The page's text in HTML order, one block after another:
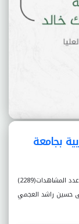
بجامعة
عدد المشاهدات(2289)
حسين راشد العجمي